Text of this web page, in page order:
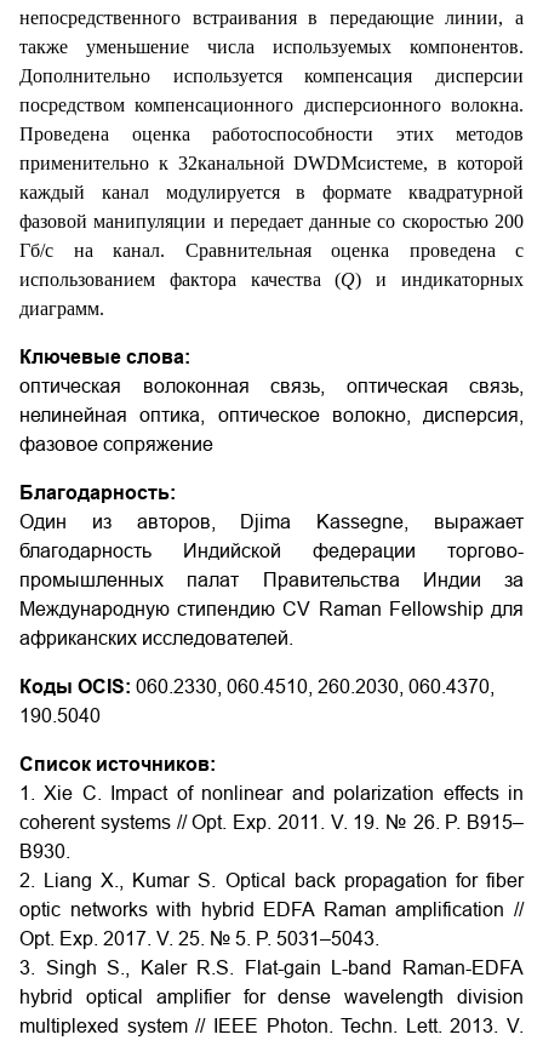
непосредственного встраивания в передающие линии, а
также уменьшение числа используемых компонентов.
Дополнительно используется компенсация дисперсии
посредством компенсационного дисперсионного волокна.
Проведена оценка работоспособности этих методов
применительно к 32­канальной DWDM­системе, в которой
каждый канал модулируется в формате квадратурной
фазовой манипуляции и передает данные со скоростью 200
Гб/с на канал. Сравнительная оценка проведена с
использованием фактора качества (Q) и индикаторных
диаграмм.
Ключевые слова:
оптическая волоконная связь, оптическая связь,
нелинейная оптика, оптическое волокно, дисперсия,
фазовое сопряжение
Благодарность:
Один из авторов, Djima Kassegne, выражает
благодарность Индийской федерации торгово-
промышленных палат Правительства Индии за
Международную стипендию CV Raman Fellowship для
африканских исследователей.
Коды OCIS: 060.2330, 060.4510, 260.2030, 060.4370,
190.5040
Список источников:
1. Xie C. Impact of nonlinear and polarization effects in
coherent systems // Opt. Exp. 2011. V. 19. № 26. P. B915–
B930.
2. Liang X., Kumar S. Optical back propagation for fiber
optic networks with hybrid EDFA Raman amplification //
Opt. Exp. 2017. V. 25. № 5. P. 5031–5043.
3. Singh S., Kaler R.S. Flat-gain L-band Raman-EDFA
hybrid optical amplifier for dense wavelength division
multiplexed system // IEEE Photon. Techn. Lett. 2013. V.